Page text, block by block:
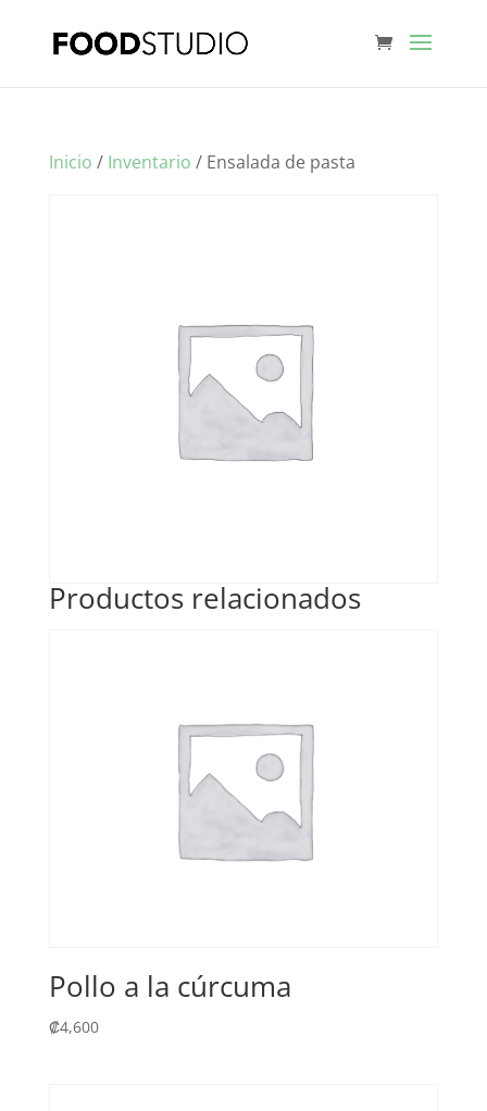
Inicio / Inventario / Ensalada de pasta
Productos relacionados
Pollo a la cúrcuma
₡4,600